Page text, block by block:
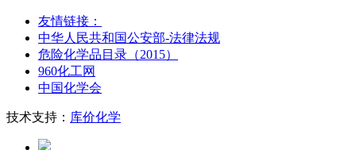
友情链接：
中华人民共和国公安部-法律法规
危险化学品目录（2015）
960化工网
中国化学会
技术支持： 库价化学